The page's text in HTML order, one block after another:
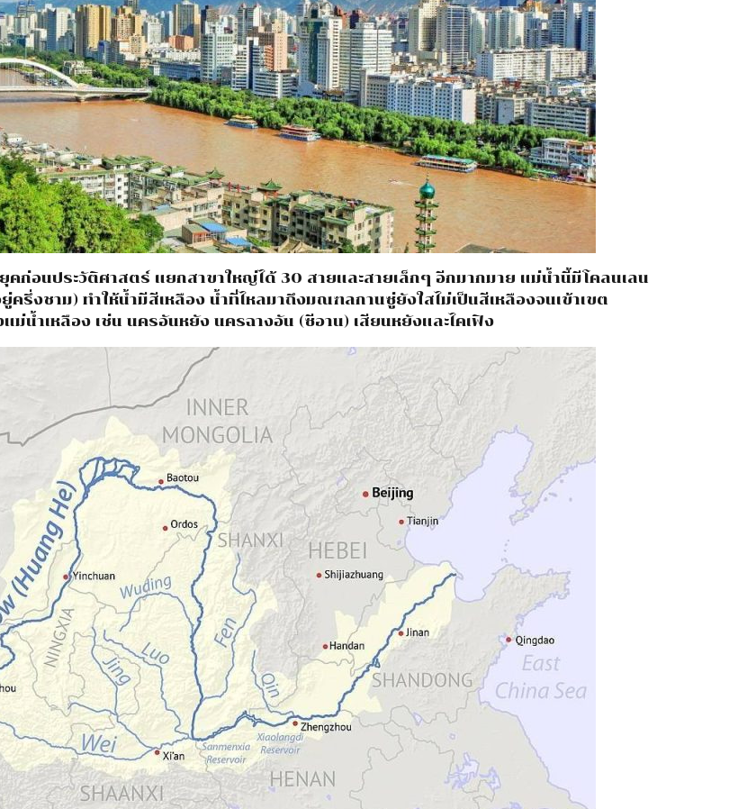
ก่อนประวัติศาสตร์ แยกสาขาใหญ่ได้ 30 สายและสายเล็กๆ อีกมากมาย แม่น้ำนี้มีโคลนเลน
ครึ่งชาม) ทำให้น้ำมีสีเหลือง น้ำที่ไหลมาถึงมณฑลกานซู่ยังใสไม่เป็นสีเหลืองจนเข้าเขต
น้ำเหลือง เช่น นครอันหยัง นครฉางอัน (ซีอาน) เสียนหยังและไคเฟิง